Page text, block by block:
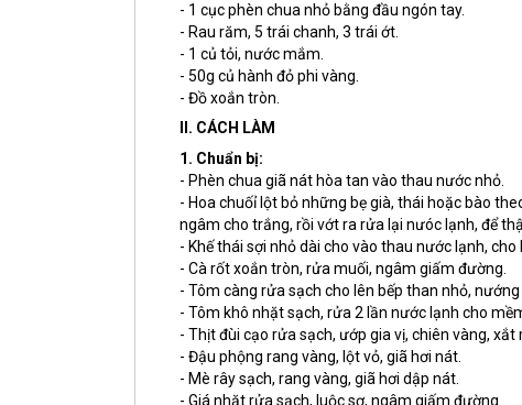
- 1 cục phèn chua nhỏ bằng đầu ngón tay.
- Rau răm, 5 trái chanh, 3 trái ớt.
- 1 củ tỏi, nước mắm.
- 50g củ hành đỏ phi vàng.
- Đồ xoắn tròn.
II. CÁCH LÀM
1. Chuẩn bị:
- Phèn chua giã nát hòa tan vào thau nước nhỏ.
- Hoa chuốỉ lột bỏ những bẹ già, thái hoặc bào
ngâm cho trắng, rồi vớt ra rửa lại nưóc lạnh, để
- Khế thái sợi nhỏ dài cho vào thau nước lạnh,
- Cà rốt xoắn tròn, rửa muối, ngâm giấm đường.
- Tôm càng rửa sạch cho lên bếp than nhỏ,
- Tôm khô nhặt sạch, rửa 2 lần nước lạnh cho
- Thịt đùi cạo rửa sạch, ướp gia vị, chiên vàng, xắt
- Đậu phộng rang vàng, lột vỏ, giã hơi nát.
- Mè rây sạch, rang vàng, giã hơi dập nát.
- Giá nhặt rửa sạch, luộc sơ, ngâm giấm đường.